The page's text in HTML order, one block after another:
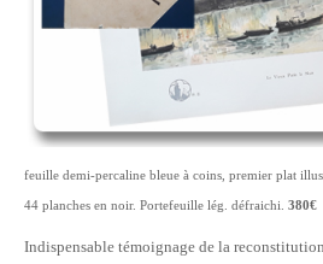
feuille demi-percaline bleue à coins, premier plat
44 planches en noir. Portefeuille lég. défraichi. 380€
Indispensable témoignage de la